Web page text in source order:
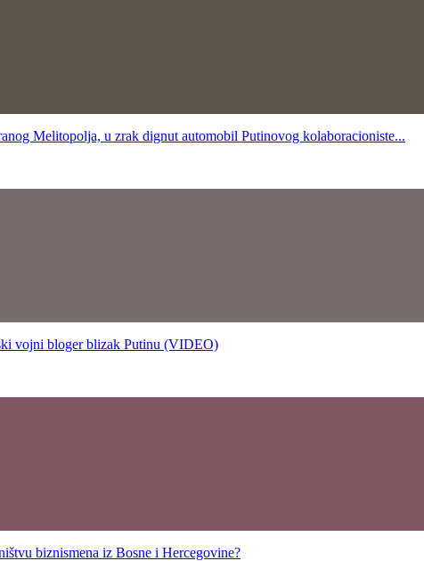
Melitopolja, u zrak dignut automobil Putinovog kolaboracioniste...
vojni bloger blizak Putinu (VIDEO)
biznismena iz Bosne i Hercegovine?